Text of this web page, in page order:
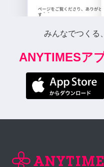
みんなでつくる
ANYTIMESア